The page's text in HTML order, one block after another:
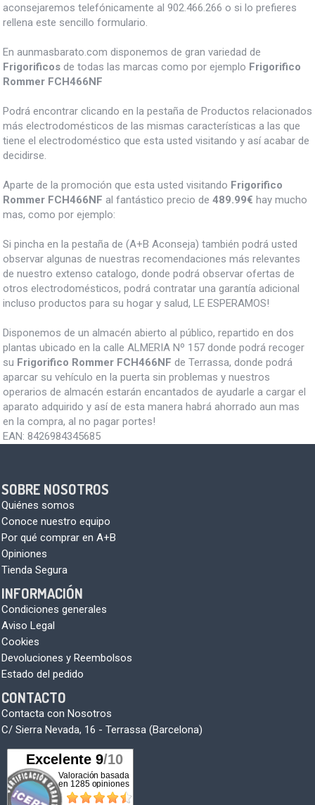
aconsejaremos telefónicamente al 902.466.266 o si lo prefieres
rellena este sencillo formulario.
En aunmasbarato.com disponemos de gran variedad de
Frigorificos de todas las marcas como por ejemplo Frigorifico
Rommer FCH466NF
Podrá encontrar clicando en la pestaña de Productos relacionados
más electrodomésticos de las mismas características a las que
tiene el electrodoméstico que esta usted visitando y así acabar de
decidirse.
Aparte de la promoción que esta usted visitando Frigorifico
Rommer FCH466NF al fantástico precio de 489.99€ hay mucho
mas, como por ejemplo:
Si pincha en la pestaña de (A+B Aconseja) también podrá usted
observar algunas de nuestras recomendaciones más relevantes
de nuestro extenso catalogo, donde podrá observar ofertas de
otros electrodomésticos, podrá contratar una garantía adicional
incluso productos para su hogar y salud, LE ESPERAMOS!
Disponemos de un almacén abierto al público, repartido en dos
plantas ubicado en la calle ALMERIA Nº 157 donde podrá recoger
su Frigorifico Rommer FCH466NF de Terrassa, donde podrá
aparcar su vehículo en la puerta sin problemas y nuestros
operarios de almacén estarán encantados de ayudarle a cargar el
aparato adquirido y así de esta manera habrá ahorrado aun mas
en la compra, al no pagar portes!
EAN: 8426984345685
SOBRE NOSOTROS
Quiénes somos
Conoce nuestro equipo
Por qué comprar en A+B
Opiniones
Tienda Segura
INFORMACIÓN
Condiciones generales
Aviso Legal
Cookies
Devoluciones y Reembolsos
Estado del pedido
CONTACTO
Contacta con Nosotros
C/ Sierra Nevada, 16 - Terrassa (Barcelona)